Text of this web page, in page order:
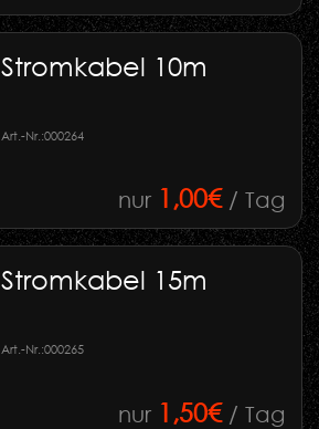
Stromkabel 10m
Art.-Nr.:000264
nur 1,00€/ Tag
Stromkabel 15m
Art.-Nr.:000265
nur 1,50€/ Tag